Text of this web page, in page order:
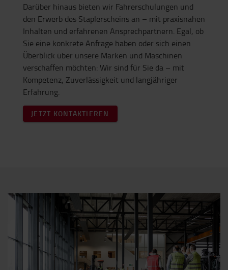
Darüber hinaus bieten wir Fahrerschulungen und
den Erwerb des Staplerscheins an – mit praxisnahen
Inhalten und erfahrenen Ansprechpartnern. Egal, ob
Sie eine konkrete Anfrage haben oder sich einen
Überblick über unsere Marken und Maschinen
verschaffen möchten: Wir sind für Sie da – mit
Kompetenz, Zuverlässigkeit und langjähriger
Erfahrung.
JETZT KONTAKTIEREN